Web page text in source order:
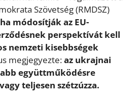
Szövetség (RMDSZ)
ha módosítják az EU-
perspektívát kell
nemzeti kisebbségek
megjegyezte:az ukrajnai
együttműködésre
teljesen szétzúzza.